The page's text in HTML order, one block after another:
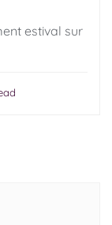
estival sur